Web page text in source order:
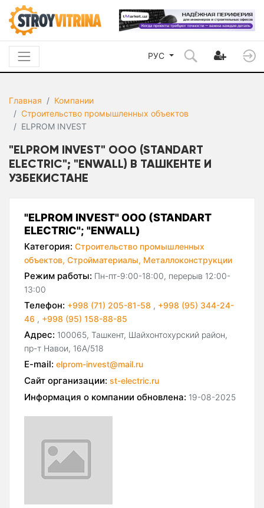
РУС
Главная
Компании
Строительство промышленных объектов
ELPROM INVEST
"ELPROM INVEST" ООО (STANDART
ELECTRIC"; "ENWALL) В ТАШКЕНТЕ И
УЗБЕКИСТАНЕ
"ELPROM INVEST" ООО (STANDART
ELECTRIC"; "ENWALL)
Категория: Строительство промышленных
объектов, Стройматериалы, Металлоконструкции
Режим работы: Пн-пт-9:00-18:00, перерыв 12:00-
13:00
Телефон: +998 (71) 205-81-58 , +998 (95) 344-24-
46 , +998 (95) 158-88-85
Адрес: 100065, Ташкент, Шайхонтохурский район,
пр-т Навои, 16А/518
E-mail: elprom-invest@mail.ru
Сайт организации: st-electric.ru
Информация о компании обновлена: 19-08-2025